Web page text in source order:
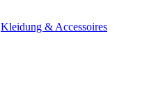
Kleidung & Accessoires